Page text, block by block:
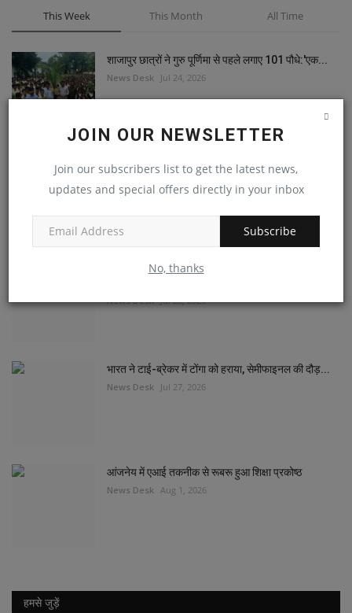
JOIN OUR NEWSLETTER
Join our subscribers list to get the latest news,
updates and special offers directly in your inbox
Subscribe
No, thanks
This Week This Month All Time
शाजापुर छात्रों ने गुरु पूर्णिमा से पहले लगाए 101 पौधे:'एक...
News Desk Jul 24, 2026
सतना में नाबालिग के बाल विवाह और शोषण का आरोप:पीड़िता
News Desk Jul 28, 2026
केआर टेक्निकल कॉलेज में एआई आधारित शिक्षण पर 5 दिनी
News Desk Jul 28, 2026
भारत ने टाई-ब्रेकर में टोंगा को हराया, सेमीफाइनल की दौड़...
News Desk Jul 27, 2026
आंजनेय में एआई तकनीक से रूबरू हुआ शिक्षा प्रकोष्ठ
News Desk Aug 1, 2026
हमसे जुड़ें